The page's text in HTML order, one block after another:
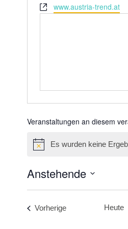
Webseitewww.austria-trend.at
Veranstaltungen an diesem
HinweisEs wurden keine
Anstehende
VorherigeVeranstaltungen
Heute